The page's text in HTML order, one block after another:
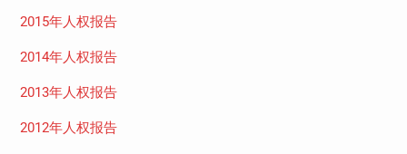
2015年人权报告
2014年人权报告
2013年人权报告
2012年人权报告